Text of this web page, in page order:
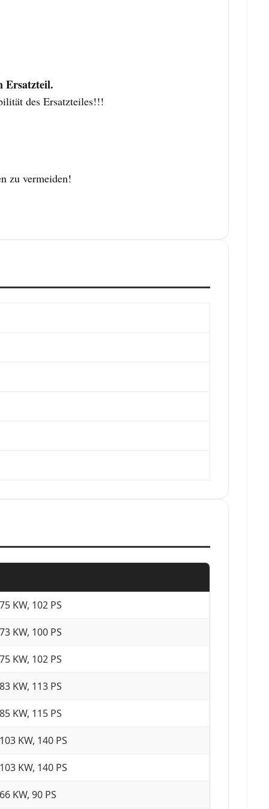
Ersatzteil.
des Ersatzteiles!!!
zu vermeiden!
KW, 102 PS
KW, 100 PS
KW, 102 PS
KW, 113 PS
KW, 115 PS
KW, 140 PS
KW, 140 PS
KW, 90 PS